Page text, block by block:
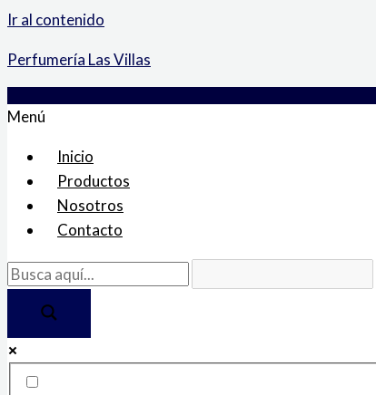
Ir al contenido
Perfumería Las Villas
Menú
Inicio
Productos
Nosotros
Contacto